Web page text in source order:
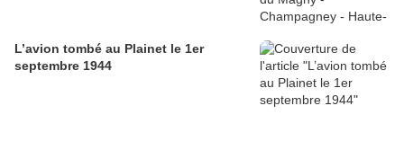
L’avion tombé au Plainet le 1er
septembre 1944